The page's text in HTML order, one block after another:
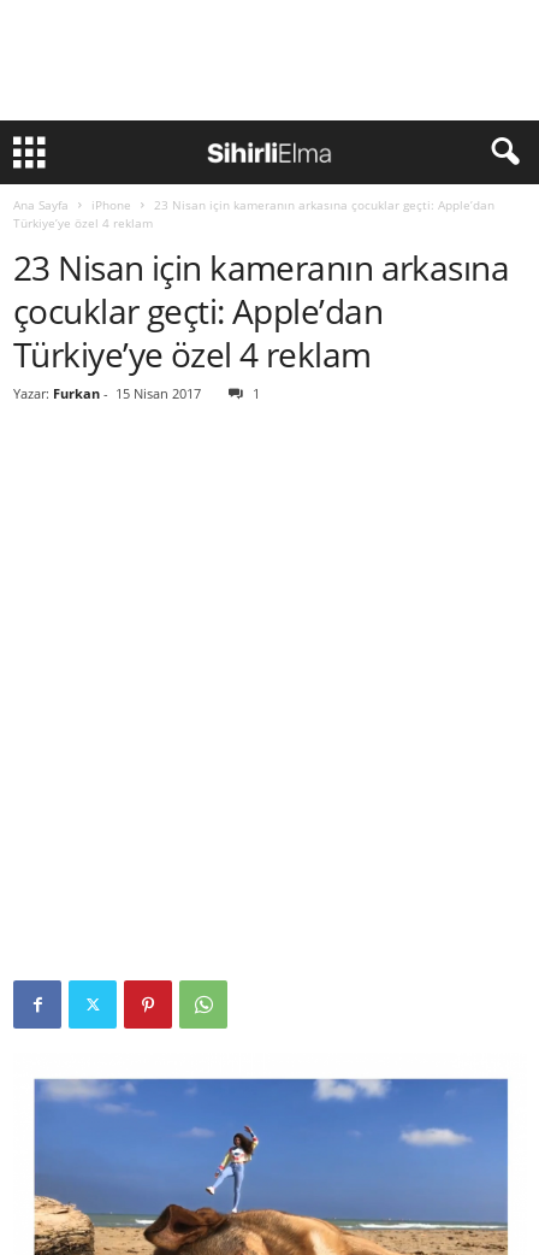
Ana Sayfa iPhone
23 Nisan için kameranın arkasına çocuklar geçti: Apple’dan
Türkiye’ye özel 4 reklam
23 Nisan için kameranın arkasına
çocuklar geçti: Apple’dan
Türkiye’ye özel 4 reklam
Yazar: Furkan - 15 Nisan 2017 1